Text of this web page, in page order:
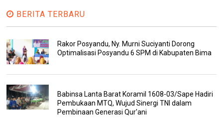
BERITA TERBARU
Rakor Posyandu, Ny. Murni Suciyanti Dorong
Optimalisasi Posyandu 6 SPM di Kabupaten Bima
Babinsa Lanta Barat Koramil 1608-03/Sape Hadiri
Pembukaan MTQ, Wujud Sinergi TNI dalam
Pembinaan Generasi Qur'ani